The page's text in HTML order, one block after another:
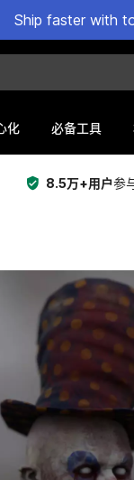
Ship faster with
化 必备工具
8.5万+用户参